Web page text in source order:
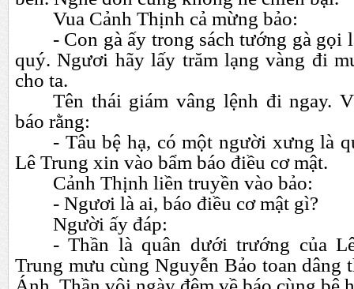
Vua Cảnh Thịnh cả mừng bảo:
- Con gà ấy trong sách tướng gà gọi
quý. Ngươi hãy lấy trăm lạng vàng đi
cho ta.
Tên thái giám vâng lệnh đi ngay.
báo rằng:
- Tâu bệ hạ, có một người xưng là
Lê Trung xin vào bẩm báo điều cơ mật.
Cảnh Thịnh liền truyền vào bảo:
- Ngươi là ai, báo điều cơ mật gì?
Người ấy đáp:
- Thần là quân dưới trướng của
Trung mưu cùng Nguyễn Bảo toan dâng